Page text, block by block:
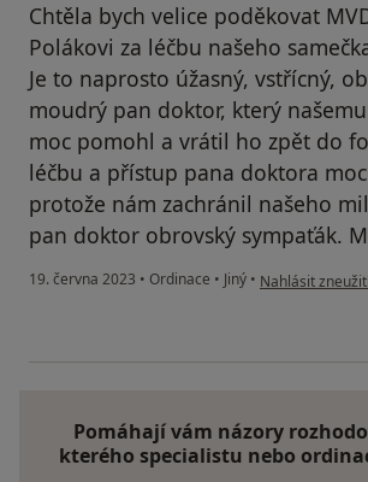
Chtěla bych velice poděkovat
Polákovi za léčbu našeho
Je to naprosto úžasný, vstřícný,
moudrý pan doktor, který
moc pomohl a vrátil ho zpět do
léčbu a přístup pana doktora
protože nám zachránil našeho
pan doktor obrovský sympaťák.
19. června 2023 • Ordinace • Jiný • podle názoru
Nahlásit
Pomáhají vám názory
kterého specialistu nebo